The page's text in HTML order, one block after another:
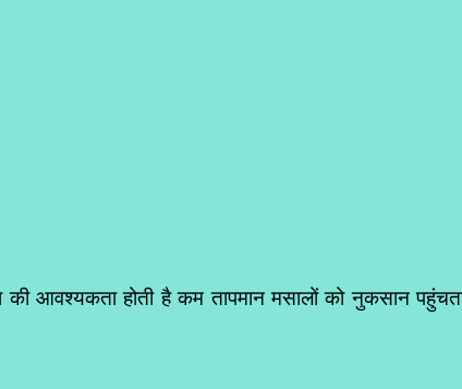
होती है कम तापमान मसालों को नुकसान पहुंचता